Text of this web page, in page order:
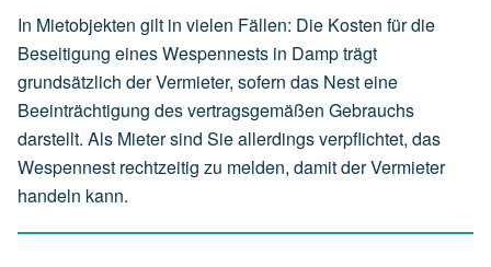
In Mietobjekten gilt in vielen Fällen: Die Kosten für die
Beseitigung eines Wespennests in Damp trägt
grundsätzlich derVermieter, sofern das Nest eine
Beeinträchtigung des vertragsgemäßen Gebrauchs
darstellt. Als Mieter sind Sie allerdings verpflichtet, das
Wespennest rechtzeitig zu melden, damit der Vermieter
handeln kann.